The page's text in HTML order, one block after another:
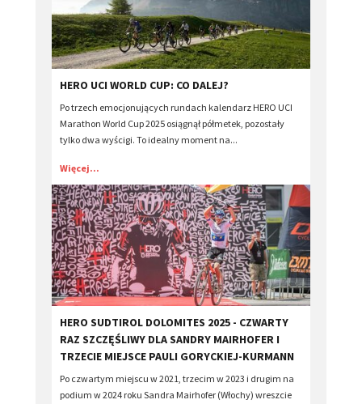
HERO UCI WORLD CUP: CO DALEJ?
Po trzech emocjonujących rundach kalendarz HERO UCI
Marathon World Cup 2025 osiągnął półmetek, pozostały
tylko dwa wyścigi. To idealny moment na...
Więcej...
HERO SUDTIROL DOLOMITES 2025 - CZWARTY
RAZ SZCZĘŚLIWY DLA SANDRY MAIRHOFER I
TRZECIE MIEJSCE PAULI GORYCKIEJ-KURMANN
Po czwartym miejscu w 2021, trzecim w 2023 i drugim na
podium w 2024 roku Sandra Mairhofer (Włochy) wreszcie